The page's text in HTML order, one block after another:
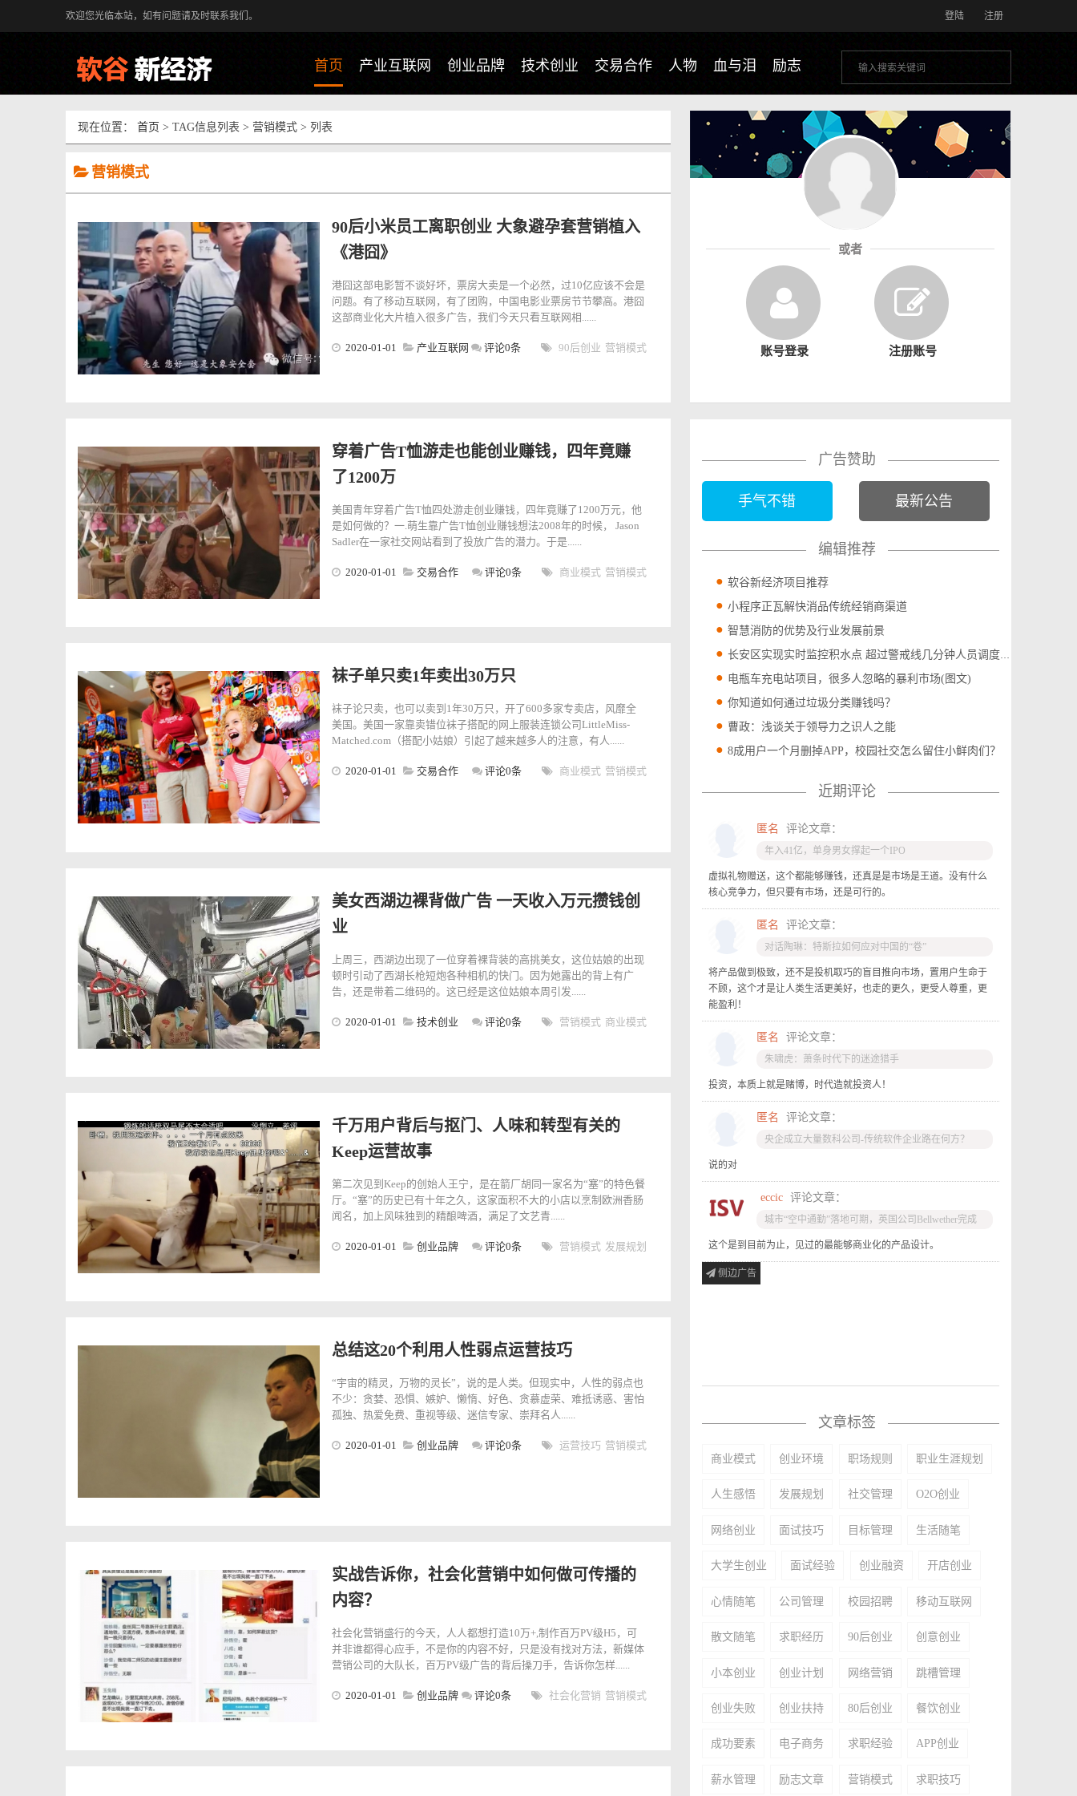
欢迎您光临本站，如有问题请及时联系我们。 登陆 注册
首页 产业互联网 创业品牌 技术创业 交易合作 人物 血与泪 励志
现在位置： 首页 > TAG信息列表 > 营销模式 > 列表
营销模式
90后小米员工离职创业 大象避孕套营销植入
《港囧》
港囧这部电影暂不谈好坏，票房大卖是一个必然，过10亿应该不会是
问题。有了移动互联网，有了团购，中国电影业票房节节攀高。港囧
这部商业化大片植入很多广告，我们今天只看互联网相......
90后创业 营销模式
产业互联网
2020-01-01 评论0条
穿着广告T恤游走也能创业赚钱，四年竟赚
了1200万
美国青年穿着广告T恤四处游走创业赚钱，四年竟赚了1200万元，他
是如何做的？一.萌生靠广告T恤创业赚钱想法2008年的时候， Jason
Sadler在一家社交网站看到了投放广告的潜力。于是......
商业模式 营销模式
交易合作
2020-01-01 评论0条
袜子单只卖1年卖出30万只
袜子论只卖，也可以卖到1年30万只，开了600多家专卖店，风靡全
美国。美国一家靠卖错位袜子搭配的网上服装连锁公司LittleMiss-
Matched.com（搭配小姑娘）引起了越来越多人的注意，有人......
商业模式 营销模式
交易合作
2020-01-01 评论0条
美女西湖边裸背做广告 一天收入万元攒钱创
业
上周三，西湖边出现了一位穿着裸背装的高挑美女，这位姑娘的出现
顿时引动了西湖长枪短炮各种相机的快门。因为她露出的背上有广
告，还是带着二维码的。这已经是这位姑娘本周引发......
营销模式 商业模式
技术创业
2020-01-01 评论0条
千万用户背后与抠门、人味和转型有关的
Keep运营故事
第二次见到Keep的创始人王宁，是在箭厂胡同一家名为“塞”的特色餐
厅。“塞”的历史已有十年之久，这家面积不大的小店以烹制欧洲香肠
闻名，加上风味独到的精酿啤酒，满足了文艺青......
营销模式 发展规划
创业品牌
2020-01-01 评论0条
总结这20个利用人性弱点运营技巧
“宇宙的精灵，万物的灵长”，说的是人类。但现实中，人性的弱点也
不少：贪婪、恐惧、嫉妒、懒惰、好色、贪慕虚荣、难抵诱惑、害怕
孤独、热爱免费、重视等级、迷信专家、崇拜名人......
运营技巧 营销模式
创业品牌
2020-01-01 评论0条
实战告诉你，社会化营销中如何做可传播的
内容？
社会化营销盛行的今天，人人都想打造10万+,制作百万PV级H5，可
并非谁都得心应手，不是你的内容不好，只是没有找对方法，新媒体
营销公司的大队长，百万PV级广告的背后操刀手，告诉你怎样......
社会化营销 营销模式
创业品牌
2020-01-01 评论0条
或者
账号登录 注册账号
广告赞助
手气不错 最新公告
编辑推荐
软谷新经济项目推荐
小程序正瓦解快消品传统经销商渠道
智慧消防的优势及行业发展前景
长安区实现实时监控积水点 超过警戒线几分钟人员调度到位(图文)
电瓶车充电站项目，很多人忽略的暴利市场(图文)
你知道如何通过垃圾分类赚钱吗？
曹政：浅谈关于领导力之识人之能
8成用户一个月删掉APP，校园社交怎么留住小鲜肉们？
近期评论
匿名 评论文章：
年入41亿，单身男女撑起一个IPO
虚拟礼物赠送，这个都能够赚钱，还真是是市场是王道。没有什么
核心竞争力，但只要有市场，还是可行的。
匿名 评论文章：
对话陶琳：特斯拉如何应对中国的“卷”
将产品做到极致，还不是投机取巧的盲目推向市场，置用户生命于
不顾，这个才是让人类生活更美好，也走的更久，更受人尊重，更
能盈利！
匿名 评论文章：
朱啸虎：萧条时代下的迷途猎手
投资，本质上就是赌博，时代造就投资人！
匿名 评论文章：
央企成立大量数科公司-传统软件企业路在何方？
说的对
eccic 评论文章：
城市“空中通勤”落地可期，英国公司Bellwether完成
这个是到目前为止，见过的最能够商业化的产品设计。
侧边广告
文章标签
商业模式 创业环境 职场规则 职业生涯规划
人生感悟 发展规划 社交管理 O2O创业
网络创业 面试技巧 目标管理 生活随笔
大学生创业 面试经验 创业融资 开店创业
心情随笔 公司管理 校园招聘 移动互联网
散文随笔 求职经历 90后创业 创意创业
小本创业 创业计划 网络营销 跳槽管理
创业失败 创业扶持 80后创业 餐饮创业
成功要素 电子商务 求职经验 APP创业
薪水管理 励志文章 营销模式 求职技巧